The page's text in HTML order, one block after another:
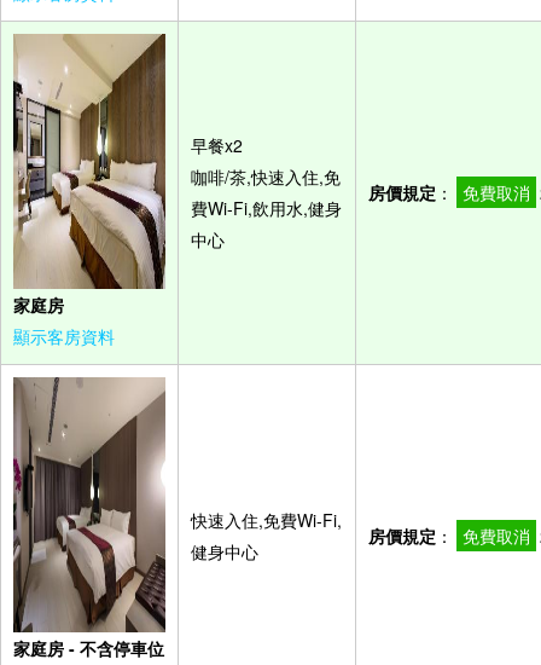
家庭房
顯示客房資料
早餐x2
咖啡/茶,快速入住,免
費Wi-Fi,飲用水,健身
中心
房價規定 ： 免費取消
家庭房 - 不含停車位
快速入住,免費Wi-Fi,
健身中心
房價規定 ： 免費取消